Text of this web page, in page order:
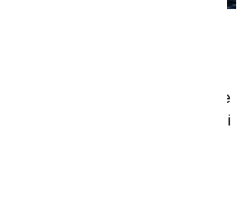
mākslas galerijā “mmm” būs
– mākslinieku grupas kopizstāde
kas veltīta Maskavas priekšpilsētai
“Labi aizmirsts vecais”.
ir mākslinieku personīgs,